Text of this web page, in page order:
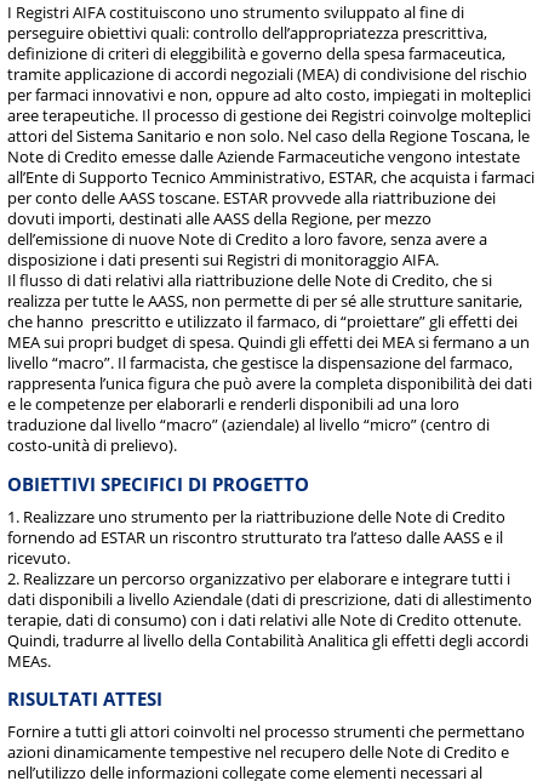
I Registri AIFA costituiscono uno strumento sviluppato al fine di
perseguire obiettivi quali: controllo dell’appropriatezza prescrittiva,
definizione di criteri di eleggibilità e governo della spesa farmaceutica,
tramite applicazione di accordi negoziali (MEA) di condivisione del rischio
per farmaci innovativi e non, oppure ad alto costo, impiegati in molteplici
aree terapeutiche. Il processo di gestione dei Registri coinvolge molteplici
attori del Sistema Sanitario e non solo. Nel caso della Regione Toscana, le
Note di Credito emesse dalle Aziende Farmaceutiche vengono intestate
all’Ente di Supporto Tecnico Amministrativo, ESTAR, che acquista i farmaci
per conto delle AASS toscane. ESTAR provvede alla riattribuzione dei
dovuti importi, destinati alle AASS della Regione, per mezzo
dell’emissione di nuove Note di Credito a loro favore, senza avere a
disposizione i dati presenti sui Registri di monitoraggio AIFA.
Il flusso di dati relativi alla riattribuzione delle Note di Credito, che si
realizza per tutte le AASS, non permette di per sé alle strutture sanitarie,
che hanno prescritto e utilizzato il farmaco, di “proiettare” gli effetti dei
MEA sui propri budget di spesa. Quindi gli effetti dei MEA si fermano a un
livello “macro”. Il farmacista, che gestisce la dispensazione del farmaco,
rappresenta l’unica figura che può avere la completa disponibilità dei dati
e le competenze per elaborarli e renderli disponibili ad una loro
traduzione dal livello “macro” (aziendale) al livello “micro” (centro di
costo-unità di prelievo).
OBIETTIVI SPECIFICI DI PROGETTO
1. Realizzare uno strumento per la riattribuzione delle Note di Credito
fornendo ad ESTAR un riscontro strutturato tra l’atteso dalle AASS e il
ricevuto.
2. Realizzare un percorso organizzativo per elaborare e integrare tutti i
dati disponibili a livello Aziendale (dati di prescrizione, dati di allestimento
terapie, dati di consumo) con i dati relativi alle Note di Credito ottenute.
Quindi, tradurre al livello della Contabilità Analitica gli effetti degli accordi
MEAs.
RISULTATI ATTESI
Fornire a tutti gli attori coinvolti nel processo strumenti che permettano
azioni dinamicamente tempestive nel recupero delle Note di Credito e
nell’utilizzo delle informazioni collegate come elementi necessari al